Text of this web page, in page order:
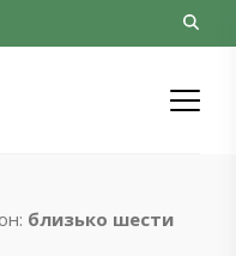
близько шести